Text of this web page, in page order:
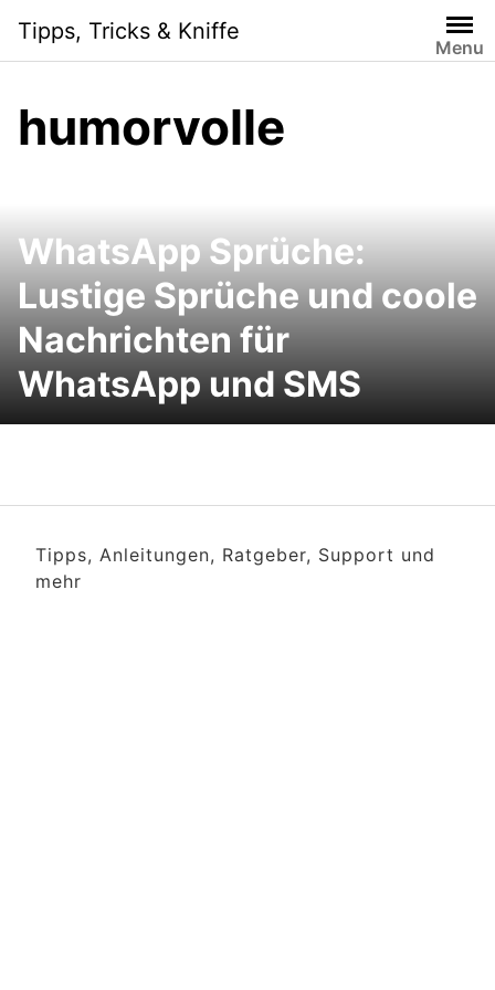
content
Tipps, Tricks & Kniffe
Menu
humorvolle
WhatsApp Sprüche:
Lustige Sprüche und coole
Nachrichten für
WhatsApp und SMS
Tipps, Anleitungen, Ratgeber, Support und
mehr